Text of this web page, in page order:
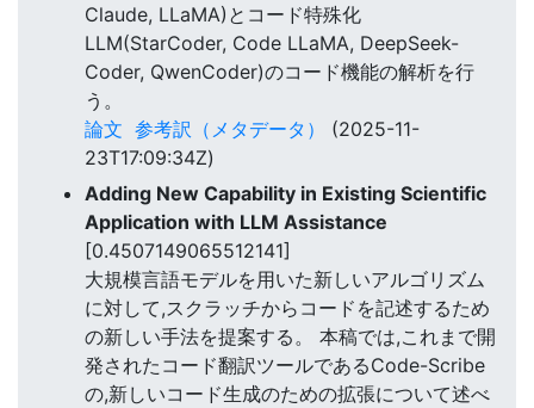
Claude, LLaMA)とコード特殊化
LLM(StarCoder, Code LLaMA, DeepSeek-
Coder, QwenCoder)のコード機能の解析を行
う。
論文 参考訳（メタデータ）
(2025-11-
23T17:09:34Z)
Adding New Capability in Existing Scientific
Application with LLM Assistance
[0.4507149065512141]
大規模言語モデルを用いた新しいアルゴリズム
に対して,スクラッチからコードを記述するため
の新しい手法を提案する。 本稿では,これまで開
発されたコード翻訳ツールであるCode-Scribe
の,新しいコード生成のための拡張について述べ